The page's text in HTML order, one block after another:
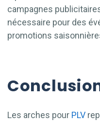
campagnes
nécessaire pour des
promotions
Les arches pour PLV